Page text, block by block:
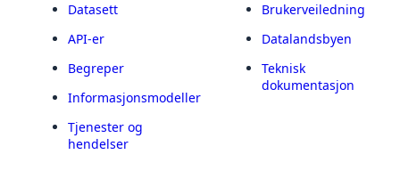
Datasett
API-er
Begreper
Informasjonsmodeller
Tjenester og
hendelser
Brukerveiledning
Datalandsbyen
Teknisk
dokumentasjon